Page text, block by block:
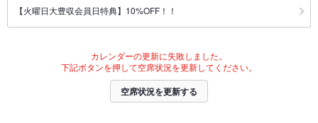
【火曜日大豊収会員日特典】10%OFF！！
カレンダーの更新に失敗しました。
下記ボタンを押して空席状況を更新してください。
空席状況を更新する